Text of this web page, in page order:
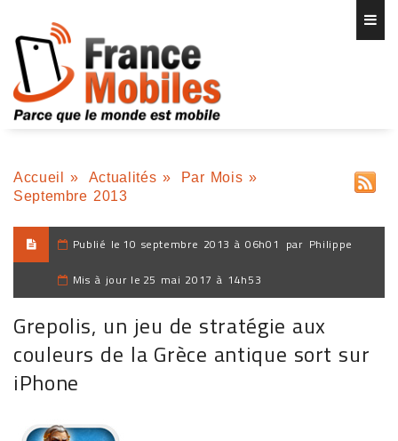
Accueil » Actualités » Par Mois »
Septembre 2013
Publié le 10 septembre 2013 à 06h01 par Philippe
Mis à jour le 25 mai 2017 à 14h53
Grepolis, un jeu de stratégie aux
couleurs de la Grèce antique sort sur
iPhone